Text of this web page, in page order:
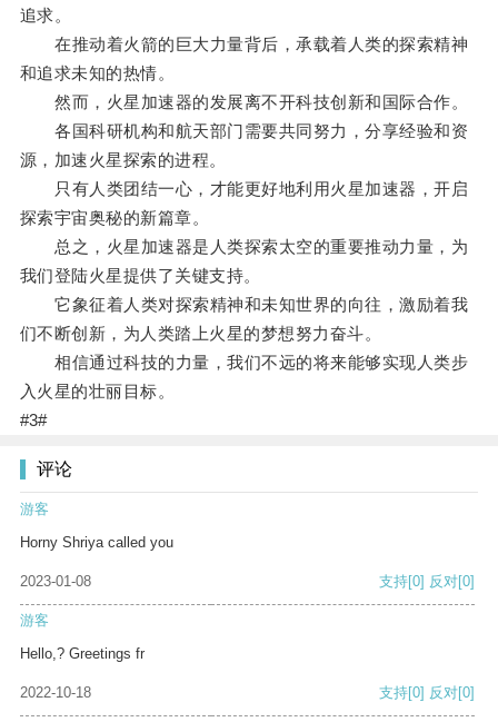
追求。
在推动着火箭的巨大力量背后，承载着人类的探索精神
和追求未知的热情。
然而，火星加速器的发展离不开科技创新和国际合作。
各国科研机构和航天部门需要共同努力，分享经验和资
源，加速火星探索的进程。
只有人类团结一心，才能更好地利用火星加速器，开启
探索宇宙奥秘的新篇章。
总之，火星加速器是人类探索太空的重要推动力量，为
我们登陆火星提供了关键支持。
它象征着人类对探索精神和未知世界的向往，激励着我
们不断创新，为人类踏上火星的梦想努力奋斗。
相信通过科技的力量，我们不远的将来能够实现人类步
入火星的壮丽目标。
#3#
评论
游客
Horny Shriya called you
2023-01-08 支持[0] 反对[0]
游客
Hello,? Greetings fr
2022-10-18 支持[0] 反对[0]